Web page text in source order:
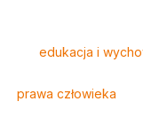
edukacja i
prawa człowieka